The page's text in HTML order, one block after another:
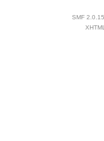
SMF 2.0.15